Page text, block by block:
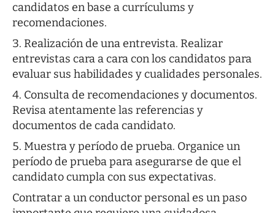
candidatos en base a currículums y
recomendaciones.
Realización de una entrevista. Realizar
entrevistas cara a cara con los candidatos para
evaluar sus habilidades y cualidades personales.
Consulta de recomendaciones y documentos.
Revisa atentamente las referencias y
documentos de cada candidato.
Muestra y período de prueba. Organice un
período de prueba para asegurarse de que el
candidato cumpla con sus expectativas.
Contratar a un conductor personal es un paso